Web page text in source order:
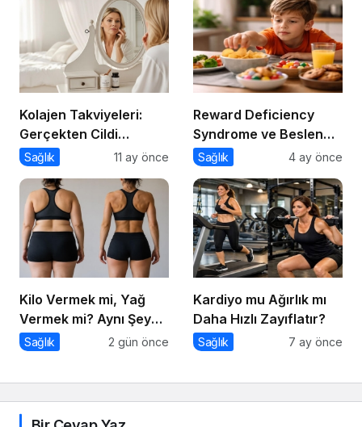
Kolajen Takviyeleri:
Gerçekten Cildi
Gençleştiriyor mu?
Sağlık 11 ay önce
Reward Deficiency
Syndrome ve Beslenme
Davranışı
Sağlık 4 ay önce
Kilo Vermek mi, Yağ
Vermek mi? Aynı Şey
Sanıyoruz Ama Değil!
Sağlık 2 gün önce
Kardiyo mu Ağırlık mı
Daha Hızlı Zayıflatır?
Sağlık 7 ay önce